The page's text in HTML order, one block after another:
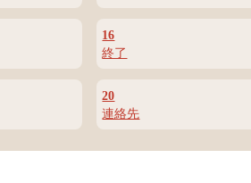
16
終了
20
連絡先